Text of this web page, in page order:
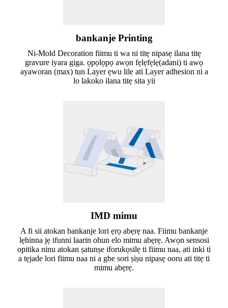
bankanje Printing
Ni-Mold Decoration fiimu ti wa ni titẹ nipasẹ ilana titẹ
gravure iyara giga. ọpọlọpọ awọn fẹlẹfẹlẹ(adani) ti awọ
ayaworan (max) tun Layer ẹwu lile ati Layer adhesion ni a
lo lakoko ilana titẹ sita yii
IMD mimu
A fi sii atokan bankanje lori ẹrọ abẹrẹ naa. Fiimu bankanje
lẹhinna jẹ ifunni laarin ohun elo mimu abẹrẹ. Awọn sensosi
opitika ninu atokan ṣatunṣe iforukọsilẹ ti fiimu naa, ati inki ti
a tẹjade lori fiimu naa ni a gbe sori ṣiṣu nipasẹ ooru ati titẹ ti
mimu abẹrẹ.